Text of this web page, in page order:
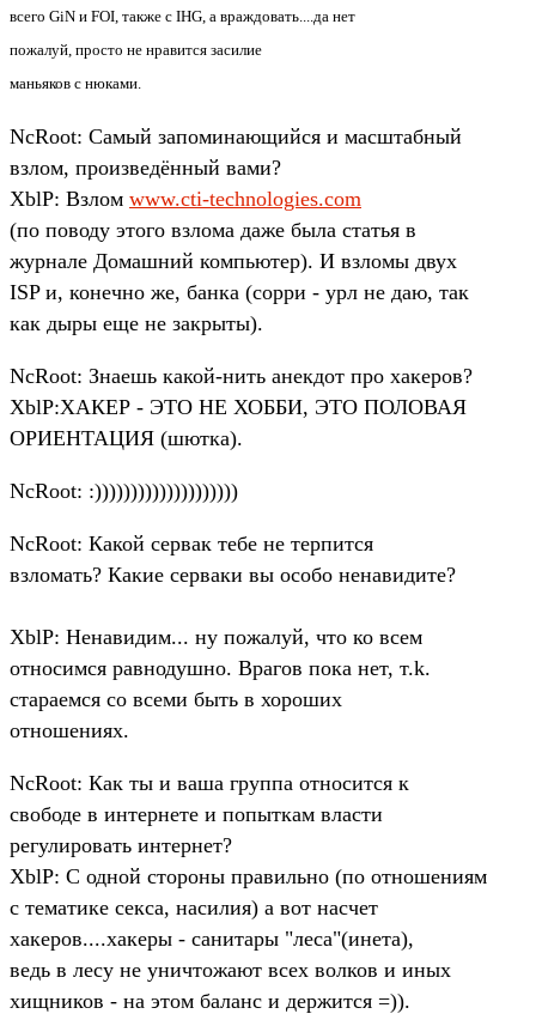
всего GiN и FOI, также с IHG, а враждовать....да нет
пожалуй, просто не нравится засилие
маньяков с нюками.
NcRoot: Самый запоминающийся и масштабный
взлом, произведённый вами?
XblP: Взлом www.cti-technologies.com
(по поводу этого взлома даже была статья в
журнале Домашний компьютер). И взломы двух
ISP и, конечно же, банка (сорри - урл не даю, так
как дыры еще не закрыты).
NcRoot: Знаешь какой-нить анекдот про хакеров?
XblP:ХАКЕР - ЭТО НЕ ХОББИ, ЭТО ПОЛОВАЯ
ОРИЕНТАЦИЯ (шютка).
NcRoot: :))))))))))))))))))))
NcRoot: Какой сервак тебе не терпится
взломать? Какие серваки вы особо ненавидите?
XblP: Ненавидим... ну пожалуй, что ко всем
относимся равнодушно. Врагов пока нет, т.k.
стараемся со всеми быть в хороших
отношениях.
NcRoot: Как ты и ваша группа относится к
свободе в интернете и попыткам власти
регулировать интернет?
XblP: С одной стороны правильно (по отношениям
с тематике секса, насилия) а вот насчет
хакеров....хакеры - санитары "леса"(инета),
ведь в лесу не уничтожают всех волков и иных
хищников - на этом баланс и держится =)).